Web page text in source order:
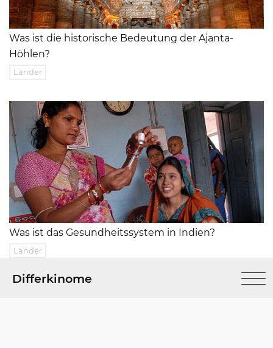
Was ist die historische Bedeutung der Ajanta-
Höhlen?
Länder
Was ist das Gesundheitssystem in Indien?
Länder
Differkinome